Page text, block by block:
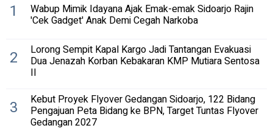
1 Wabup Mimik Idayana Ajak Emak-emak Sidoarjo Rajin
'Cek Gadget' Anak Demi Cegah Narkoba
2 Lorong Sempit Kapal Kargo Jadi Tantangan Evakuasi
Dua Jenazah Korban Kebakaran KMP Mutiara Sentosa
II
3 Kebut Proyek Flyover Gedangan Sidoarjo, 122 Bidang
Pengajuan Peta Bidang ke BPN, Target Tuntas Flyover
Gedangan 2027